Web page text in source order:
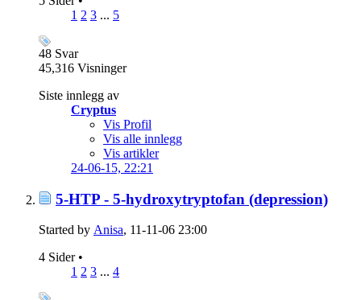
1 2 3 ... 5
48 Svar
45,316 Visninger
Siste innlegg av
Cryptus
Vis Profil
Vis alle innlegg
Vis artikler
24-06-15, 22:21
5-HTP - 5-hydroxytryptofan (depression)
Started by Anisa, 11-11-06 23:00
4 Sider •
1 2 3 ... 4